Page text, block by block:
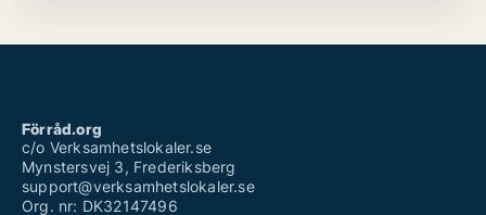
Förråd.org
c/o Verksamhetslokaler.se
Mynstersvej 3, Frederiksberg
support@verksamhetslokaler.se
Org. nr: DK32147496